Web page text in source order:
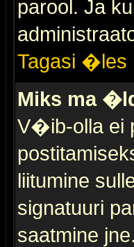
parool. Ja
Tagasi �les
Miks ma
V�ib-olla ei
liitumine
signatuuri
saatmine